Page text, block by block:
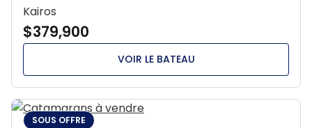
Kairos
$379,900
VOIR LE BATEAU
SOUS OFFRE